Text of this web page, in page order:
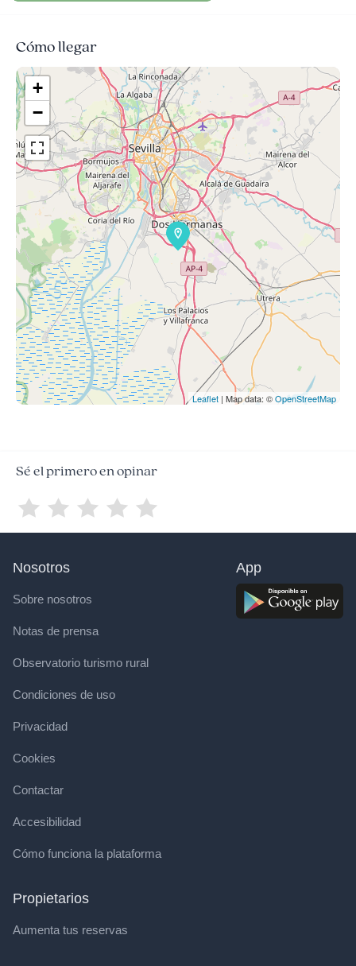
Cómo llegar
+
−
Leaflet | Map data: ©OpenStreetMap
Sé el primero en opinar
Nosotros
Sobre nosotros
Notas de prensa
Observatorio turismo rural
Condiciones de uso
Privacidad
Cookies
Contactar
Accesibilidad
Cómo funciona la plataforma
Propietarios
Aumenta tus reservas
App